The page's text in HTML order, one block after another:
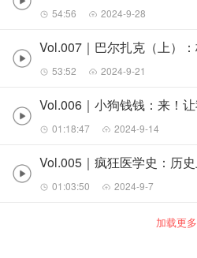
54:56 2024-9-28
53:52 2024-9-21
01:18:47 2024-9-14
01:03:50 2024-9-7
加载更多